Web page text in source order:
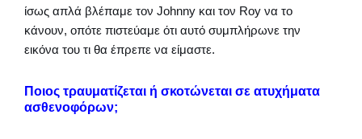
ίσως απλά βλέπαμε τον Johnny και τον Roy να το
κάνουν, οπότε πιστεύαμε ότι αυτό συμπλήρωνε την
εικόνα του τι θα έπρεπε να είμαστε.
Ποιος τραυματίζεται ή σκοτώνεται σε ατυχήματα
ασθενοφόρων;